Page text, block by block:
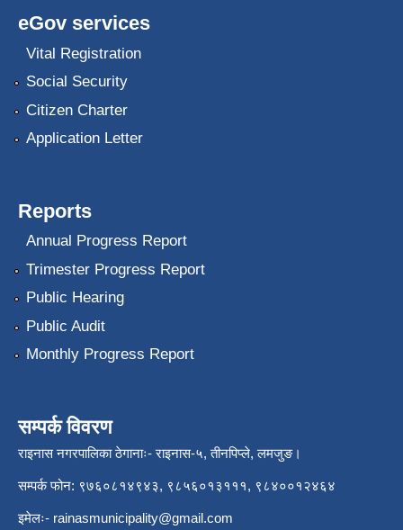
eGov services
Vital Registration
Social Security
Citizen Charter
Application Letter
Reports
Annual Progress Report
Trimester Progress Report
Public Hearing
Public Audit
Monthly Progress Report
सम्पर्क विवरण
राइनास नगरपालिका ठेगानाः- राइनास-५, तीनपिप्ले, लमजुङ।
सम्पर्क फोन: ९७६०८१४९४३, ९८५६०१३१११, ९८४००१२४६४
इमेलः- rainasmunicipality@gmail.com